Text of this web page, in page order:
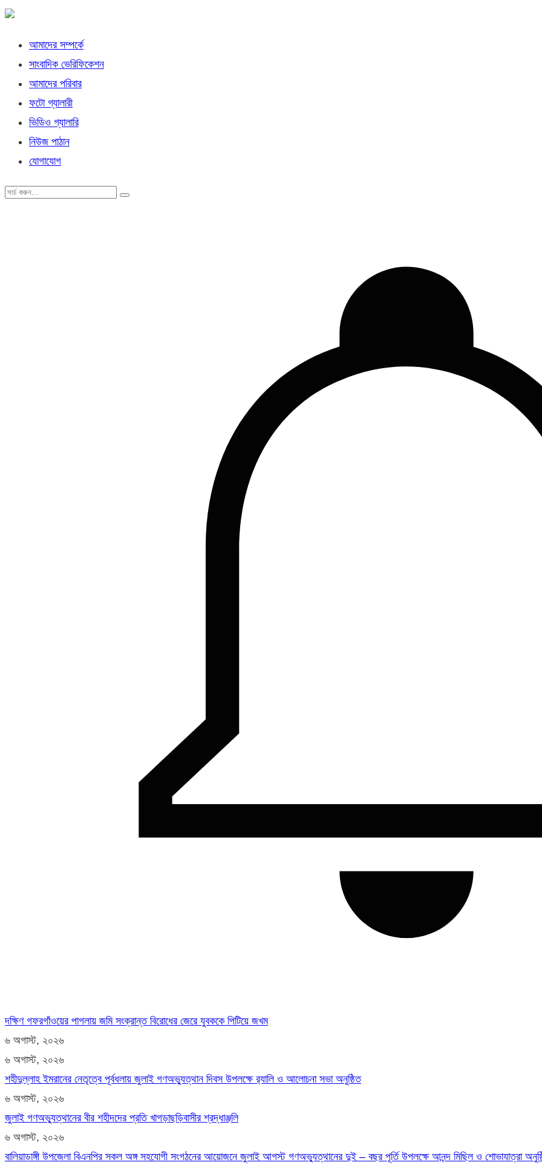
আমাদের সম্পর্কে
সাংবাদিক ভেরিফিকেশন
আমাদের পরিবার
ফটো গ্যালারী
ভিডিও গ্যালারি
নিউজ পাঠান
যোগাযোগ
দক্ষিণ গফরগাঁওয়ের পাগলায় জমি সংক্রান্ত বিরোধের জেরে যুবককে পিটিয়ে জখম
৬ অগাস্ট, ২০২৬
৬ অগাস্ট, ২০২৬
শহীদুল্লাহ ইমরানের নেতৃত্বে পূর্বধলায় জুলাই গণঅভ্যুত্থান দিবস উপলক্ষে র‍্যালি ও আলোচনা সভা অনুষ্ঠিত
৬ অগাস্ট, ২০২৬
জুলাই গণঅভ্যুত্থানের বীর শহীদদের প্রতি খাগড়াছড়িবাসীর শ্রদ্ধাঞ্জলি
৬ অগাস্ট, ২০২৬
বালিয়াডাঙ্গী উপজেলা বিএনপির সকল অঙ্গ সহযোগী সংগঠনের আয়োজনে জুলাই আগস্ট গণঅভ্যুত্থানের দুই – বছর পূর্তি উপলক্ষে আনন্দ মিছিল ও শোভাযাত্রা